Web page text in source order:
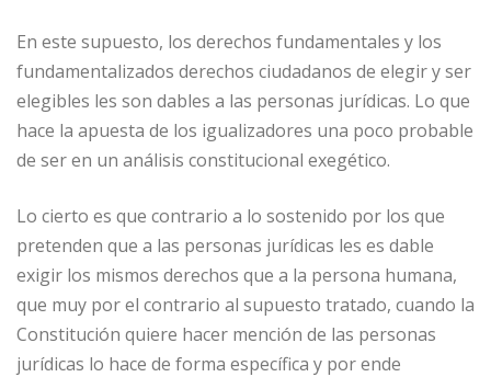
En este supuesto, los derechos fundamentales y los
fundamentalizados derechos ciudadanos de elegir y ser
elegibles les son dables a las personas jurídicas. Lo que
hace la apuesta de los igualizadores una poco probable
de ser en un análisis constitucional exegético.
Lo cierto es que contrario a lo sostenido por los que
pretenden que a las personas jurídicas les es dable
exigir los mismos derechos que a la persona humana,
que muy por el contrario al supuesto tratado, cuando la
Constitución quiere hacer mención de las personas
jurídicas lo hace de forma específica y por ende